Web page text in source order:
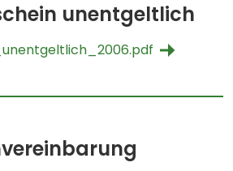
unentgeltlich